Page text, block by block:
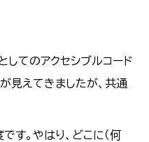
してのアクセシブルコード
見えてきましたが、共通
す。やはり、どこに（何